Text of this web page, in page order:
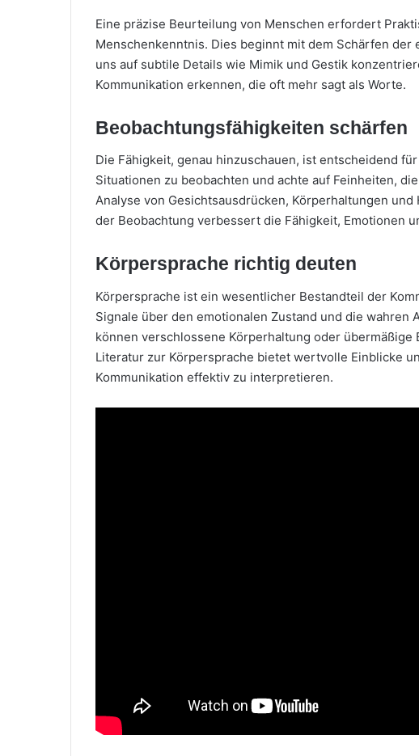
Eine präzise Beurteilung von Menschen erfordert
Menschenkenntnis. Dies beginnt mit dem Schärfen
uns auf subtile Details wie Mimik und Gestik
Kommunikation erkennen, die oft mehr sagt als Worte.
Beobachtungsfähigkeiten schärfen
Die Fähigkeit, genau hinzuschauen, ist entscheidend
Situationen zu beobachten und achte auf Feinheiten,
Analyse von Gesichtsausdrücken, Körperhaltungen
der Beobachtung verbessert die Fähigkeit, Emotionen
Körpersprache richtig deuten
Körpersprache ist ein wesentlicher Bestandteil der
Signale über den emotionalen Zustand und die wahren
können verschlossene Körperhaltung oder
Literatur zur Körpersprache bietet wertvolle Einblicke
Kommunikation effektiv zu interpretieren.